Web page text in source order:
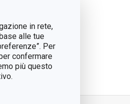
in rete,
alle tue
Per
confermare
più questo